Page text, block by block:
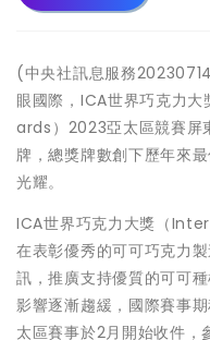
(中央社訊息服務
眼國際，ICA世界巧克
ards）2023亞太區競賽屏
牌，總獎牌數創下歷年來
光耀。
ICA世界巧克力大獎（
在表彰優秀的可可巧克力
訊，推廣支持優質的可可
影響逐漸趨緩，國際賽事
太區賽事於2月開始收件，